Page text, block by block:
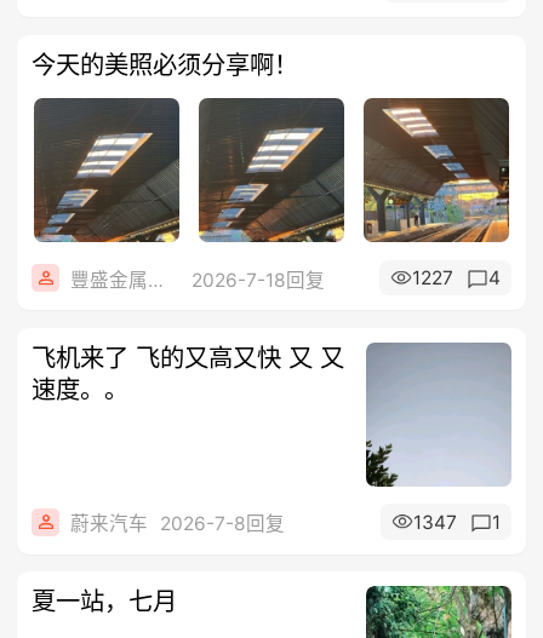
今天的美照必须分享啊！
豐盛金属公司 2026-7-18回复 1227 4
飞机来了 飞的又高又快 又 又
速度。。
蔚来汽车 2026-7-8回复 1347 1
夏一站，七月